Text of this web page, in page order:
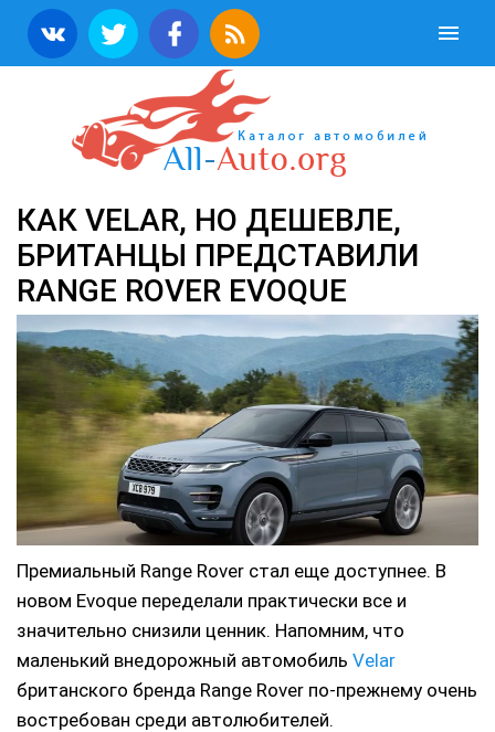
КАК VELAR, НО ДЕШЕВЛЕ,
БРИТАНЦЫ ПРЕДСТАВИЛИ
RANGE ROVER EVOQUE
Премиальный Range Rover стал еще доступнее. В
новом Evoque переделали практически все и
значительно снизили ценник. Напомним, что
маленький внедорожный автомобиль Velar
британского бренда Range Rover по-прежнему очень
востребован среди автолюбителей.